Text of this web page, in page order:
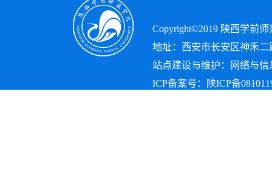
Copyright©2019 陕西学前
地址：西安市长安区神禾二
站点建设与维护：网络与
ICP备案号：
陕ICP备